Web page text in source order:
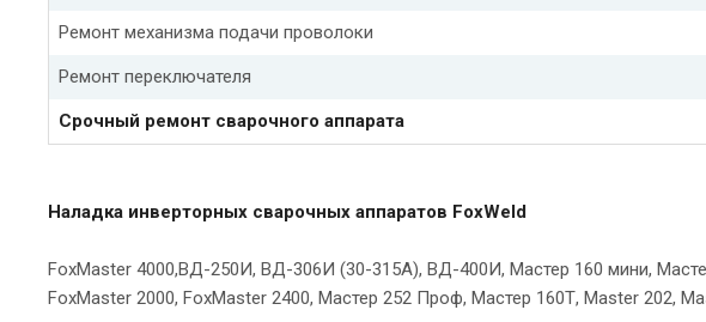
Ремонт механизма подачи проволоки
Ремонт переключателя
Срочный ремонт сварочного аппарата
Наладка инверторных сварочных аппаратов FoxWeld
FoxMaster 4000,ВД-250И, ВД-306И (30-315А), ВД-400И, Мастер 160 мини,
FoxMaster 2000, FoxMaster 2400, Мастер 252 Проф, Мастер 160Т, Master 202,